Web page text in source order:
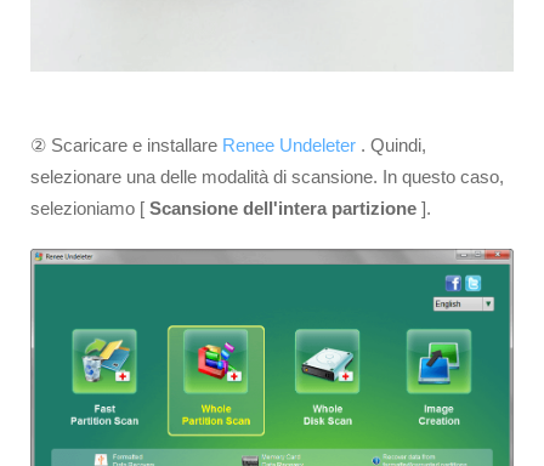
② Scaricare e installare Renee Undeleter . Quindi,
selezionare una delle modalità di scansione. In questo caso,
selezioniamo [ Scansione dell'intera partizione ].